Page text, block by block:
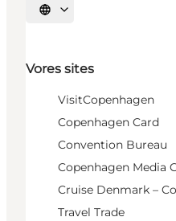
Vælg sprog
Vores sites
VisitCopenhagen
Copenhagen Card
Convention Bureau
Copenhagen Media
Cruise Denmark –
Travel Trade